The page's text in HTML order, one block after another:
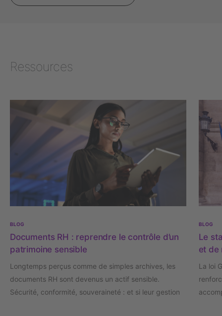
Ressources
BLOG
Documents RH : reprendre le contrôle d’un
patrimoine sensible
Longtemps perçus comme de simples archives, les
documents RH sont devenus un actif sensible.
Sécurité, conformité, souveraineté : et si leur gestion
BLOG
Le
et de
La loi